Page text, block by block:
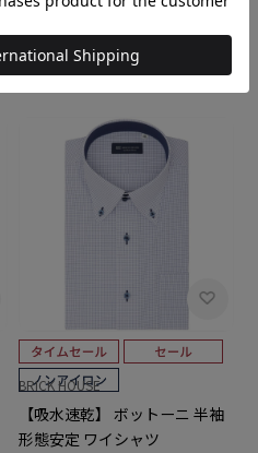
￥5,489￥3,511
5.0
BRICK HOUSE
【吸水速乾】 ボットーニ 半袖
形態安定 ワイシャツ